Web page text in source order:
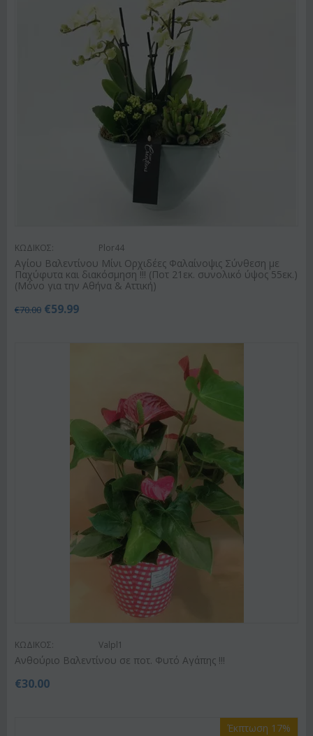
ΚΩΔΙΚΟΣ: Plor44
Αγίου Βαλεντίνου Μίνι Ορχιδέες Φαλαίνοψις Σύνθεση με
Παχύφυτα και διακόσμηση !!! (Ποτ 21εκ. συνολικό ύψος 55εκ.)
(Μόνο για την Αθήνα & Αττική)
€70.00 €59.99
ΚΩΔΙΚΟΣ: Valpl1
Ανθούριο Βαλεντίνου σε ποτ. Φυτό Αγάπης !!!
€30.00
Έκπτωση 17%